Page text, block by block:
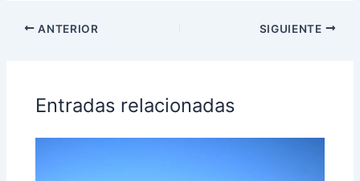
ANTERIOR SIGUIENTE
Entradas relacionadas